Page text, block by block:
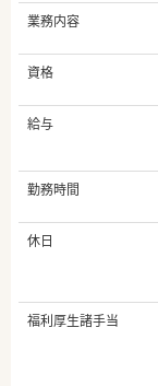
業務内容
資格
給与
勤務時間
休日
福利厚生諸手当